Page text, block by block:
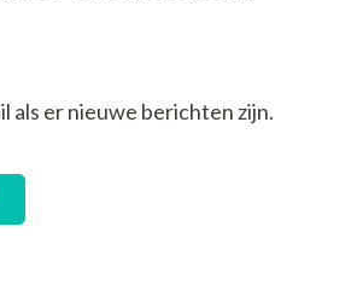
als er nieuwe berichten zijn.